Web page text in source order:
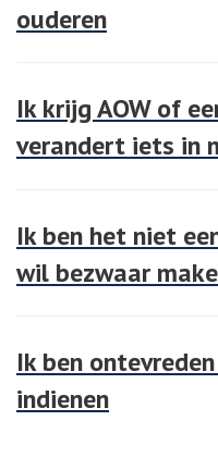
ouderen
Ik krijg AOW of
verandert iets in
Ik ben het niet
wil bezwaar
Ik ben
indienen